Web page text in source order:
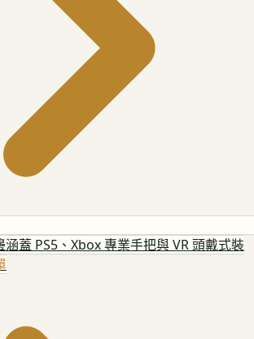
涵蓋 PS5、Xbox 專業手把與 VR 頭戴式裝